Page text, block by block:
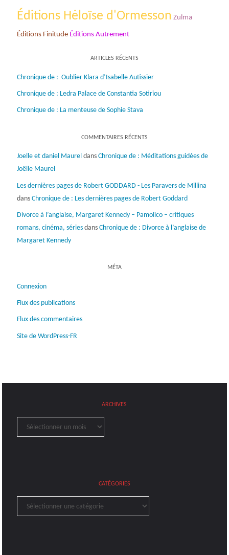
Éditions Hėloïse d'Ormesson Zulma
Éditions Finitude Éditions Autrement
ARTICLES RÉCENTS
Chronique de : Oublier Klara d’Isabelle Autissier
Chronique de : Ledra Palace de Constantia Sotiriou
Chronique de : La menteuse de Sophie Stava
COMMENTAIRES RÉCENTS
Joelle et daniel Maureldans Chronique de : Méditations guidées de
Joëlle Maurel
Les dernières pages de Robert GODDARD - Les Paravers de Millina
dans Chronique de : Les dernières pages de Robert Goddard
Divorce à l’anglaise, Margaret Kennedy – Pamolico – critiques
romans, cinéma, sériesdans Chronique de : Divorce à l’anglaise de
Margaret Kennedy
MÉTA
Connexion
Flux des publications
Flux des commentaires
Site de WordPress-FR
ARCHIVES
Archives
CATÉGORIES
Catégories